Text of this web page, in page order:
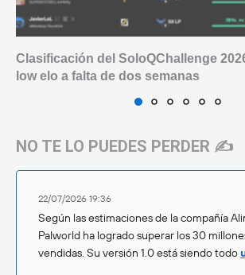
Clasificación del SoloQChallenge
low elo a falta de dos semanas
NO TE LO PUEDES PERDER ✍️
22/07/2026 19:36
Según las estimaciones de la compañía
Palworld ha logrado superar los 30
vendidas. Su versión 1.0 está siendo todo